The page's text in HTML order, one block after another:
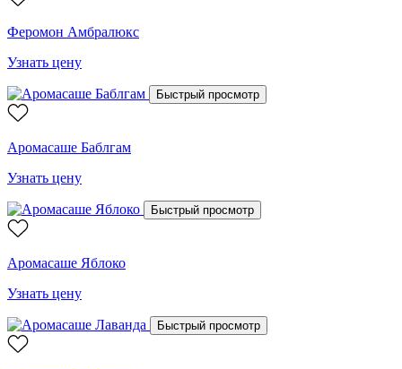
Феромон Амбралюкс
Узнать цену
Быстрый просмотр
Аромасаше Баблгам
Узнать цену
Быстрый просмотр
Аромасаше Яблоко
Узнать цену
Быстрый просмотр